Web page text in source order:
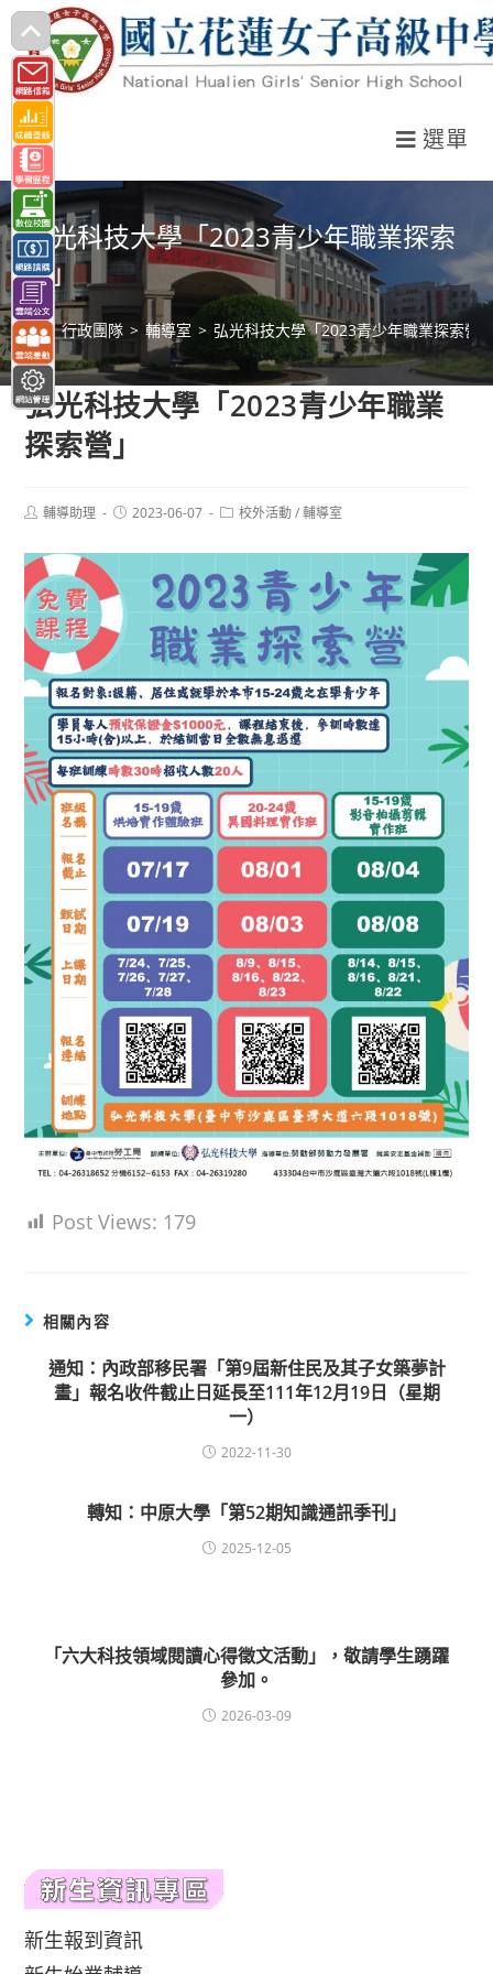
跳
轉
至
主
要
內
容
選單
弘光科技大學「2023青少年職業探索
營」
> 行政團隊 > 輔導室 > 弘光科技大學「2023青少年職業探索營
弘光科技大學「2023青少年職業
探索營」
Post輔導助理
Post2023-06-07
Post校外活動 / 輔導室
Post Views: 179
相關內容
通知：內政部移民署「第9屆新住民及其子女築夢計
畫」報名收件截止日延長至111年12月19日（星期
一）
2022-11-30
轉知：中原大學「第52期知識通訊季刊」
2025-12-05
「六大科技領域閱讀心得徵文活動」，敬請學生踴躍
參加。
2026-03-09
新生報到資訊